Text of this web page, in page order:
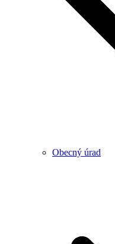
Obecný úrad